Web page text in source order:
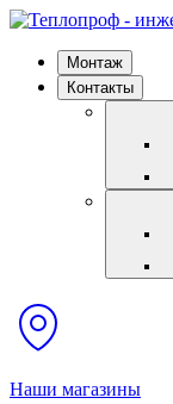
Монтаж
Контакты
Наши магазины